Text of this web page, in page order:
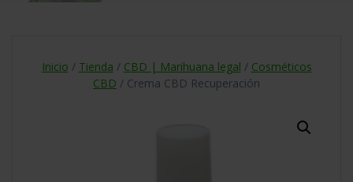
Inicio / Tienda / CBD | Marihuana legal / Cosméticos
CBD / Crema CBD Recuperación